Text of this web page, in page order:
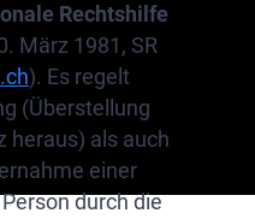
Rechtshilfe
März 1981, SR
). Es regelt
(Überstellung
heraus) als auch
einer
durch die